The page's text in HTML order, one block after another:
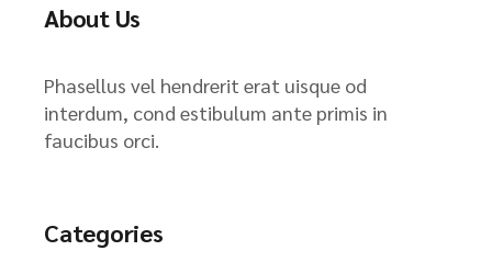
About Us
Phasellus vel hendrerit erat uisque od
interdum, cond estibulum ante primis in
faucibus orci.
Categories